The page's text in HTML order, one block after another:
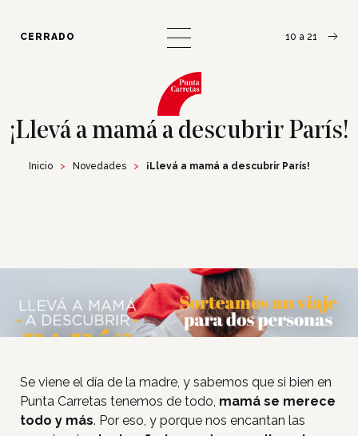
¿Cómo llegar? Escribinos
CERRADO 10 a 21
Inicio Novedades ¡Llevá a mamá a descubrir París!
¡Llevá a mamá a descubrir París!
Se viene el día de la madre, y sabemos que si bien en
Punta Carretas tenemos de todo, mamá se merece
todo y más. Por eso, y porque nos encantan las